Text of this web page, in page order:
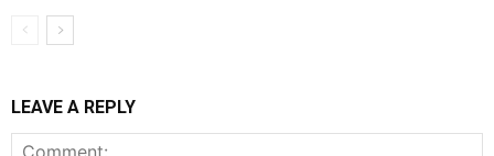
LEAVE A REPLY